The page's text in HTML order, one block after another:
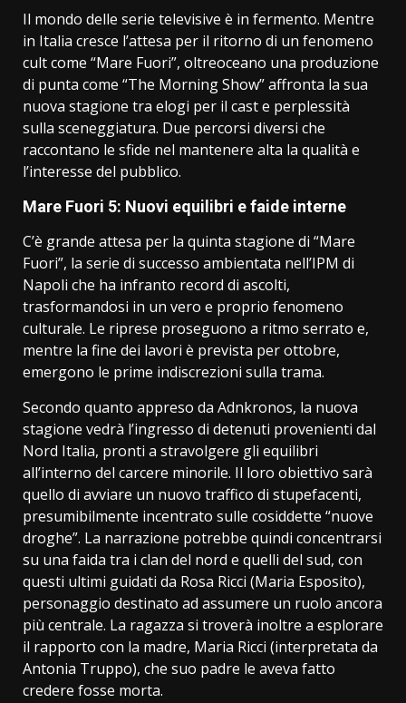
Il mondo delle serie televisive è in fermento. Mentre
in Italia cresce l’attesa per il ritorno di un fenomeno
cult come “Mare Fuori”, oltreoceano una produzione
di punta come “The Morning Show” affronta la sua
nuova stagione tra elogi per il cast e perplessità
sulla sceneggiatura. Due percorsi diversi che
raccontano le sfide nel mantenere alta la qualità e
l’interesse del pubblico.
Mare Fuori 5: Nuovi equilibri e faide interne
C’è grande attesa per la quinta stagione di “Mare
Fuori”, la serie di successo ambientata nell’IPM di
Napoli che ha infranto record di ascolti,
trasformandosi in un vero e proprio fenomeno
culturale. Le riprese proseguono a ritmo serrato e,
mentre la fine dei lavori è prevista per ottobre,
emergono le prime indiscrezioni sulla trama.
Secondo quanto appreso da Adnkronos, la nuova
stagione vedrà l’ingresso di detenuti provenienti dal
Nord Italia, pronti a stravolgere gli equilibri
all’interno del carcere minorile. Il loro obiettivo sarà
quello di avviare un nuovo traffico di stupefacenti,
presumibilmente incentrato sulle cosiddette “nuove
droghe”. La narrazione potrebbe quindi concentrarsi
su una faida tra i clan del nord e quelli del sud, con
questi ultimi guidati da Rosa Ricci (Maria Esposito),
personaggio destinato ad assumere un ruolo ancora
più centrale. La ragazza si troverà inoltre a esplorare
il rapporto con la madre, Maria Ricci (interpretata da
Antonia Truppo), che suo padre le aveva fatto
credere fosse morta.